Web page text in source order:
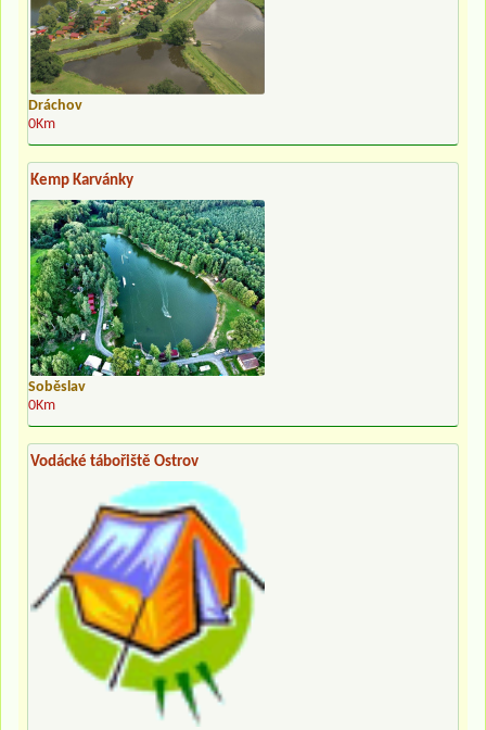
Dráchov
0Km
Kemp Karvánky
Soběslav
0Km
Vodácké tábořiště Ostrov